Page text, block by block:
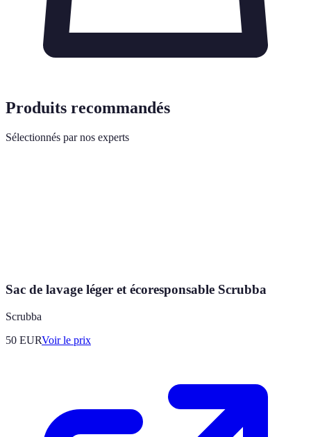
Produits recommandés
Sélectionnés par nos experts
Sac de lavage léger et écoresponsable Scrubba
Scrubba
50 EURVoir le prix